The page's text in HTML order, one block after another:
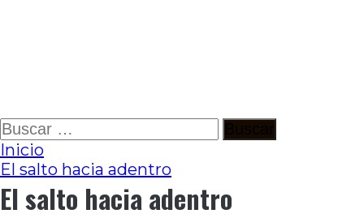
Ir
al
contenido
Buscar:
Inicio
El salto hacia adentro
El salto hacia adentro